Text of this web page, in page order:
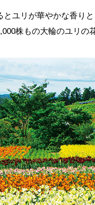
とユリが華やかな香り
株もの大輪のユリの